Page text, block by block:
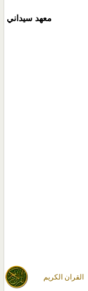
القران الكريم
معهد سيداني